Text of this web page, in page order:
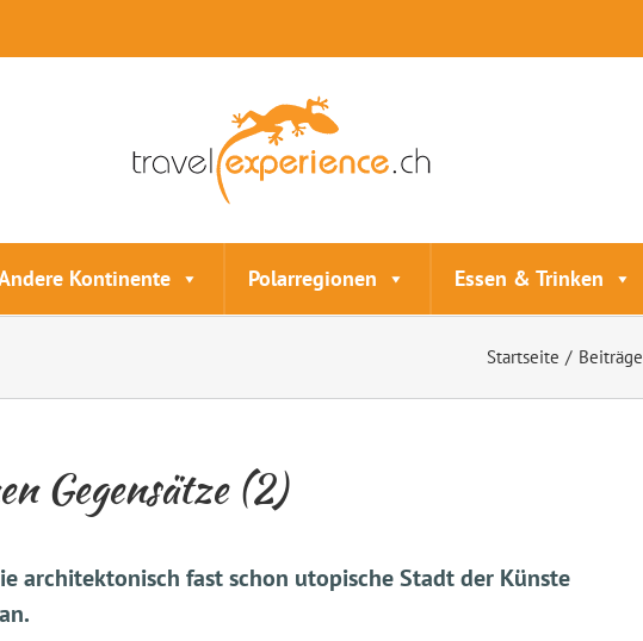
Kontinente Polarregionen Essen & Trinken
Startseite Beiträge
Gegensätze (2)
architektonisch fast schon utopische Stadt der Künste